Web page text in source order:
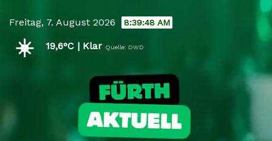
content
Freitag, 7. August 2026 8:39:49 AM
☀️ 19,6°C | Klar Quelle: DWD